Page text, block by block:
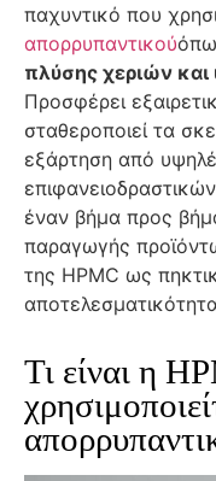
παχυντικό που
απορρυπαντικού
πλύσης χεριών
Προσφέρει
σταθεροποιεί τα
εξάρτηση από
έναν βήμα προς
παραγωγής
της HPMC ως
Τι είναι η